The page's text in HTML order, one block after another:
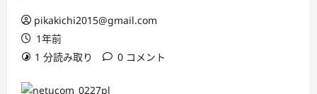
pikakichi2015@gmail.com
1年前
1 分読み取り
0 コメント